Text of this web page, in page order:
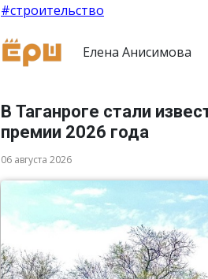
#строительство
Елена Анисимова
В Таганроге стали
премии 2026 года
06 августа 2026